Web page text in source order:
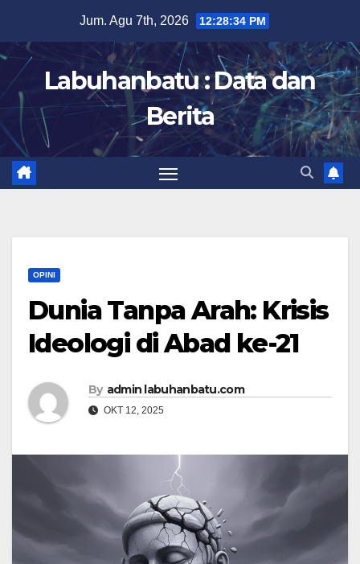
content
Jum. Agu 7th, 2026 12:28:35 PM
Labuhanbatu : Data dan
Berita
OPINI
Dunia Tanpa Arah: Krisis
Ideologi di Abad ke-21
By admin labuhanbatu.com
OKT 12, 2025